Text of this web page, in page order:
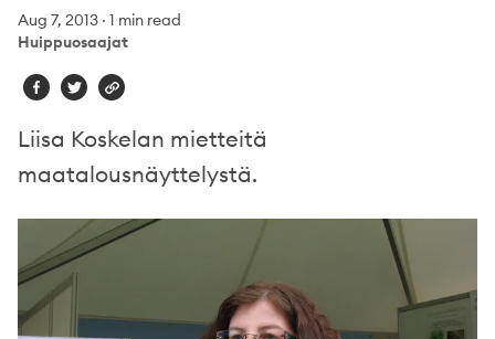
Aug 7, 2013 · 1 min read
Huippuosaajat
Liisa Koskelan mietteitä
maatalousnäyttelystä.